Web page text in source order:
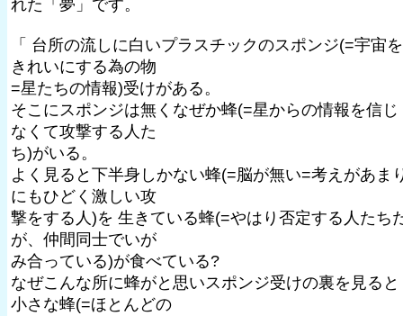
れた「夢」です。
「 台所の流しに白いプラスチックのスポンジ(=宇宙を
きれいにする為の物
=星たちの情報)受けがある。
そこにスポンジは無くなぜか蜂(=星からの情報を信じ
なくて攻撃する人た
ち)がいる。
よく見ると下半身しかない蜂(=脳が無い=考えがあま
にもひどく激しい攻
撃をする人)を 生きている蜂(=やはり否定する人たち
が、仲間同士でいが
み合っている)が食べている?
なぜこんな所に蜂がと思いスポンジ受けの裏を見ると
小さな蜂(=ほとんどの